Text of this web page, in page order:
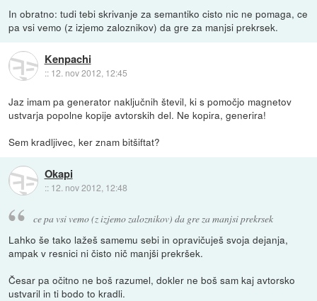
In obratno: tudi tebi skrivanje za semantiko cisto nic ne pomaga, ce
pa vsi vemo (z izjemo zaloznikov) da gre za manjsi prekrsek.
Kenpachi
:: 12. nov 2012, 12:45
Jaz imam pa generator naključnih števil, ki s pomočjo magnetov
ustvarja popolne kopije avtorskih del. Ne kopira, generira!
Sem kradljivec, ker znam bitšiftat?
Okapi
:: 12. nov 2012, 12:48
ce pa vsi vemo (z izjemo zaloznikov) da gre za manjsi prekrsek
Lahko še tako lažeš samemu sebi in opravičuješ svoja dejanja,
ampak v resnici ni čisto nič manjši prekršek.
Česar pa očitno ne boš razumel, dokler ne boš sam kaj avtorsko
ustvaril in ti bodo to kradli.